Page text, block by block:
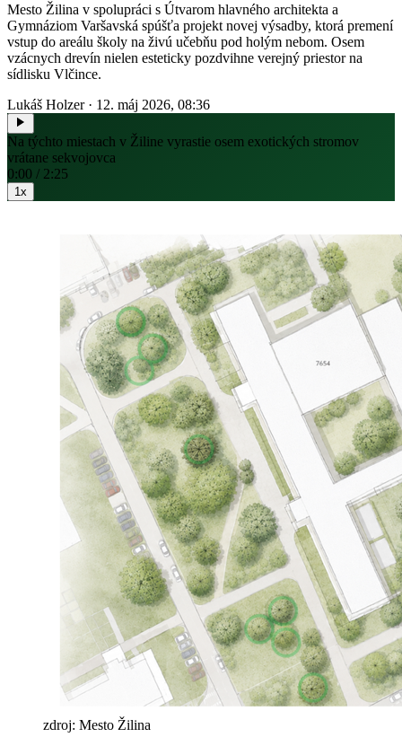
Mesto Žilina v spolupráci s Útvarom hlavného architekta a
Gymnáziom Varšavská spúšťa projekt novej výsadby, ktorá premení
vstup do areálu školy na živú učebňu pod holým nebom. Osem
vzácnych drevín nielen esteticky pozdvihne verejný priestor na
sídlisku Vlčince.
Lukáš Holzer · 12. máj 2026, 08:36
Na týchto miestach v Žiline vyrastie osem exotických stromov
vrátane sekvojovca
0:00 / 2:25
1x
zdroj: Mesto Žilina